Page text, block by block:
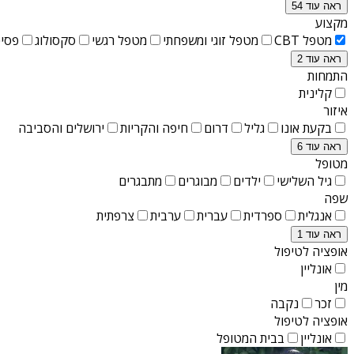
ראה עוד 54
מקצוע
מטפל CBT
מטפל זוגי ומשפחתי מטפל רגשי סקסולוג
ראה עוד 2
התמחות
קלינית
איזור
בקעת אונו
גליל דרום חיפה והקריות ירושלים והסביבה
ראה עוד 6
מטופל
גיל השלישי
ילדים מבוגרים
מתבגרים
שפה
אנגלית
ספרדית עברית ערבית צרפתית
ראה עוד 1
אופציה לטיפול
אונליין
מין
זכר
נקבה
אופציה לטיפול
אונליין
בבית המטופל